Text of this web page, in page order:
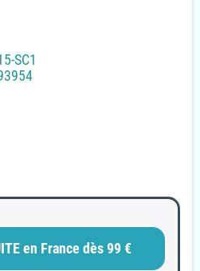
SC1
en France dès 99 €